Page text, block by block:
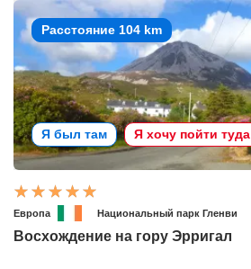
Расстояние 104 km
Я был там Я хочу пойти туда
Европа Национальный парк Гленви
Восхождение на гору Эрригал